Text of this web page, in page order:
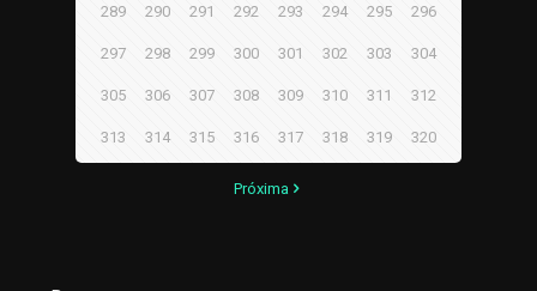
289 290 291 292 293 294 295 296
297 298 299 300 301 302 303 304
305 306 307 308 309 310 311 312
313 314 315 316 317 318 319 320
Próxima